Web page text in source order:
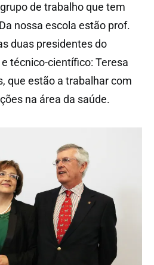
de trabalho que tem
nossa escola estão prof.
duas presidentes do
técnico-científico: Teresa
que estão a trabalhar com
na área da saúde.